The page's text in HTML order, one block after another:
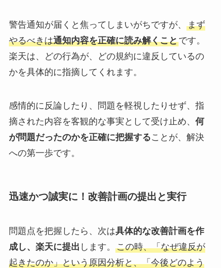
警告通知が届くと焦ってしまいがちですが、 まず
やるべきは通知内容を正確に読み解くことです。
楽天は、どの行為が、どの規約に違反しているの
かを具体的に指摘してくれます。
感情的に反論したり、問題を軽視したりせず、指
摘された内容を客観的な事実として受け止め、 何
が問題だったのかを正確に把握することが、解決
への第一歩です。
迅速かつ誠実に！改善計画の提出と実行
問題点を把握したら、次は具体的な改善計画を作
成し、楽天に提出 します。 この時、「なぜ違反が
起きたのか」という原因分析と、「今後どのよう